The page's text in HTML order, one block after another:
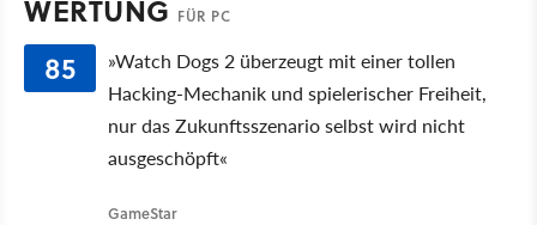
WERTUNG FÜR PC
85
»Watch Dogs 2 überzeugt mit einer tollen
Hacking-Mechanik und spielerischer Freiheit,
nur das Zukunftsszenario selbst wird nicht
ausgeschöpft«
GameStar